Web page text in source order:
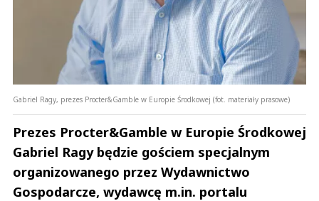
Gabriel Ragy, prezes Procter&Gamble w Europie Środkowej (fot. materiały prasowe)
Prezes Procter&Gamble w Europie Środkowej
Gabriel Ragy będzie gościem specjalnym
organizowanego przez Wydawnictwo
Gospodarcze, wydawcę m.in. portalu